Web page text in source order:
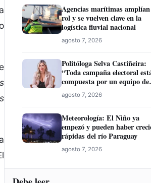
Agencias marítimas
rol y se vuelven clave en la
logística fluvial nacional
agosto 7, 2026
Politóloga Selva Castiñeira:
“Toda campaña electoral
compuesta por un equipo de
profesionales”
agosto 7, 2026
Meteorología: El Niño ya
empezó y pueden haber
rápidas del río Paraguay
agosto 7, 2026